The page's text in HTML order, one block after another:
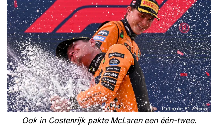
Ook in Oostenrijk pakte McLaren een één-twee.